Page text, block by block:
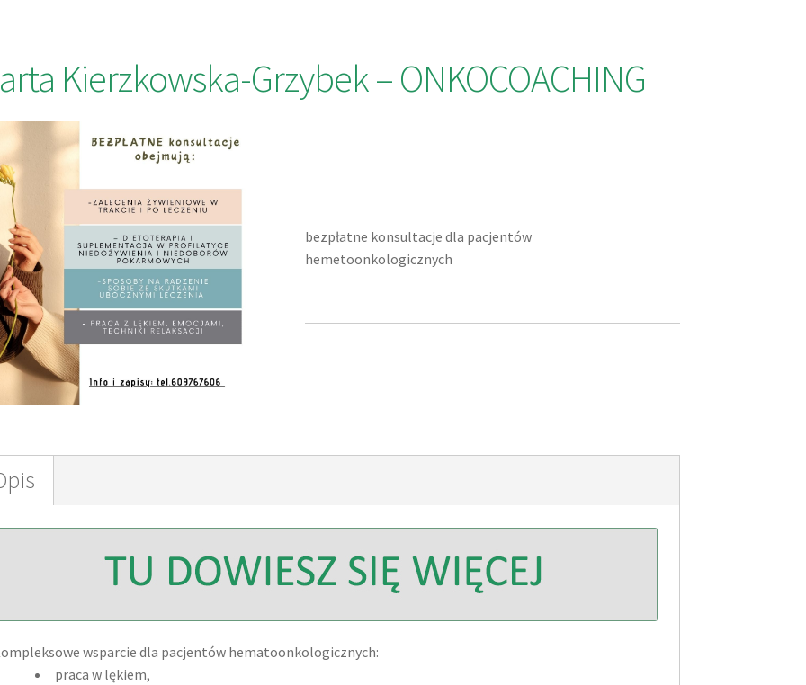
Kierzkowska-Grzybek – ONKOCOACHING
bezpłatne konsultacje dla pacjentów
hemetoonkologicznych
wsparcie dla pacjentów hematoonkologicznych:
praca w lękiem,